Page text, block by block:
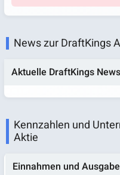
News zur DraftKings
Aktuelle DraftKings News
Kennzahlen und
Aktie
Einnahmen und